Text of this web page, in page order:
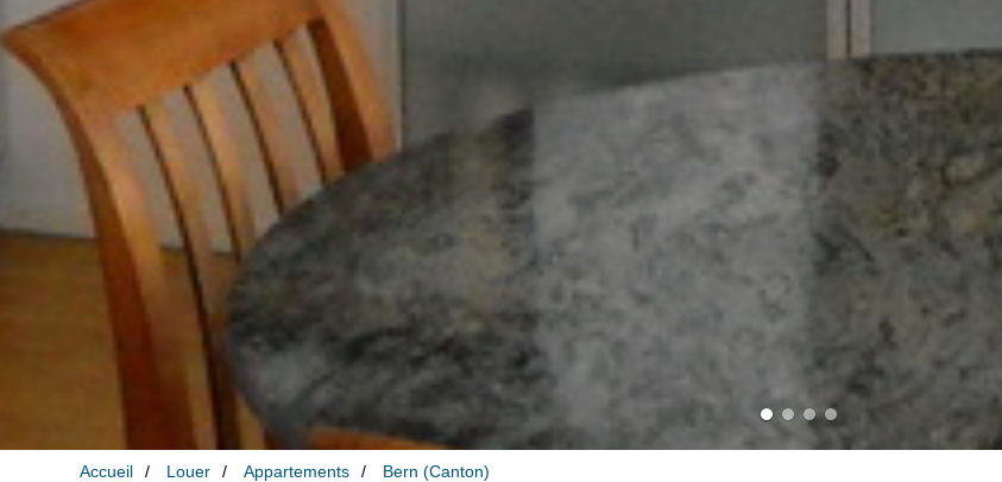
Accueil Louer Appartements Bern (Canton)